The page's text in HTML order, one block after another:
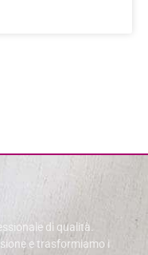
di qualità.
e trasformiamo i